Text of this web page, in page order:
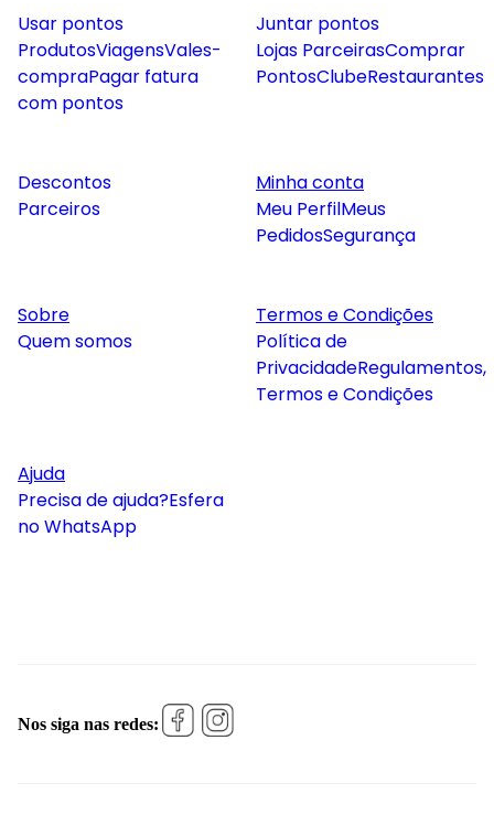
Usar pontos
ProdutosViagensVales-
compraPagar fatura
com pontos
Juntar pontos
Lojas ParceirasComprar
PontosClubeRestaurantes
Descontos
Parceiros
Minha conta
Meu PerfilMeus
PedidosSegurança
Sobre
Quem somos
Termos e Condições
Política de
PrivacidadeRegulamentos,
Termos e Condições
Ajuda
Precisa de ajuda?Esfera
no WhatsApp
Nos siga nas redes: